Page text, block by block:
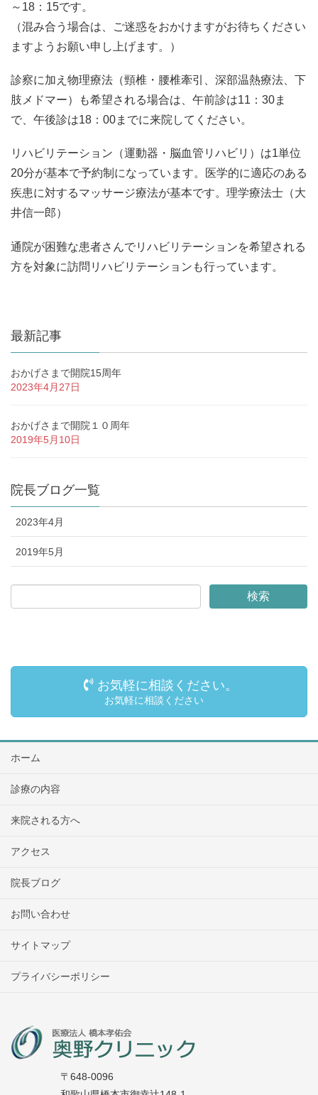
～18：15です。
（混み合う場合は、ご迷惑をおかけますがお待ちください
ますようお願い申し上げます。）
診察に加え物理療法（頸椎・腰椎牽引、深部温熱療法、下
肢メドマー）も希望される場合は、午前診は11：30ま
で、午後診は18：00までに来院してください。
リハビリテーション（運動器・脳血管リハビリ）は1単位
20分が基本で予約制になっています。医学的に適応のある
疾患に対するマッサージ療法が基本です。理学療法士（大
井信一郎）
通院が困難な患者さんでリハビリテーションを希望される
方を対象に訪問リハビリテーションも行っています。
最新記事
おかげさまで開院15周年
2023年4月27日
おかげさまで開院１０周年
2019年5月10日
院長ブログ一覧
2023年4月
2019年5月
お気軽に相談ください。
お気軽に相談ください
ホーム
診療の内容
来院される方へ
アクセス
院長ブログ
お問い合わせ
サイトマップ
プライバシーポリシー
〒648-0096